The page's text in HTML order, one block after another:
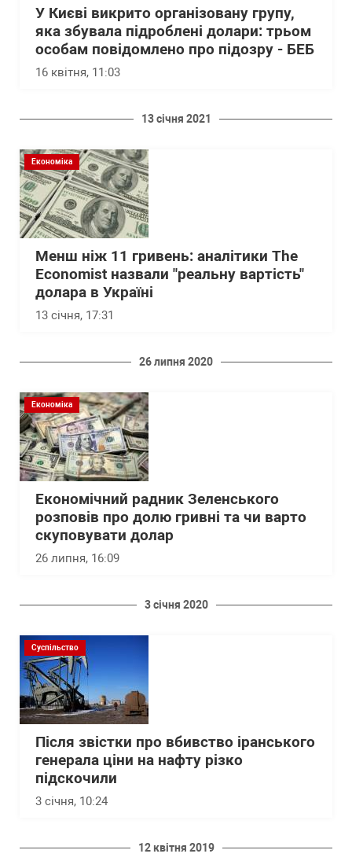
У Києві викрито організовану групу,
яка збувала підроблені долари: трьом
особам повідомлено про підозру - БЕБ
16 квітня, 11:03
13 січня 2021
Економіка
Менш ніж 11 гривень: аналітики The
Economist назвали "реальну вартість"
долара в Україні
13 січня, 17:31
26 липня 2020
Економіка
Економічний радник Зеленського
розповів про долю гривні та чи варто
скуповувати долар
26 липня, 16:09
3 січня 2020
Суспільство
Після звістки про вбивство іранського
генерала ціни на нафту різко
підскочили
3 січня, 10:24
12 квітня 2019